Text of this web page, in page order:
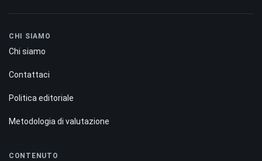
CHI SIAMO
Chi siamo
Contattaci
Politica editoriale
Metodologia di valutazione
CONTENUTO